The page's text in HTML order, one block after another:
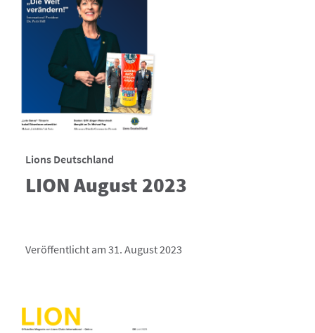
Lions Deutschland
LION August 2023
Veröffentlicht am 31. August 2023